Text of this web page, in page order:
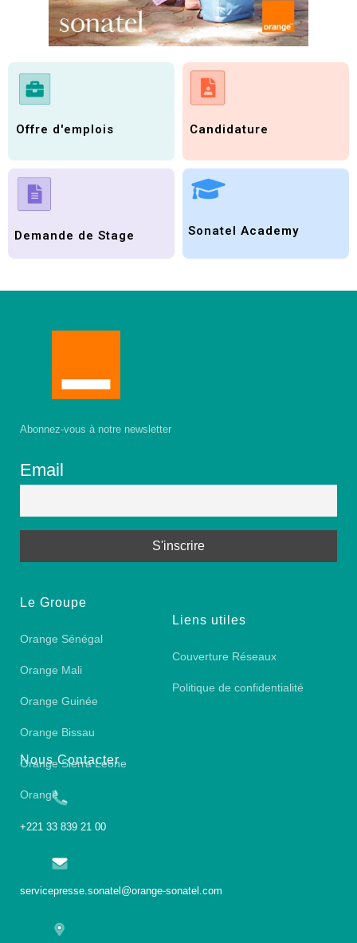
Offre d'emplois Candidature
Demande de Stage Sonatel Academy
Abonnez-vous à notre newsletter
Email
Le Groupe
Orange Sénégal
Orange Mali
Orange Guinée
Orange Bissau
Orange Sierra Leone
Orange
Liens utiles
Couverture Réseaux
Politique de confidentialité
Nous Contacter
+221 33 839 21 00
servicepresse.sonatel@orange-sonatel.com